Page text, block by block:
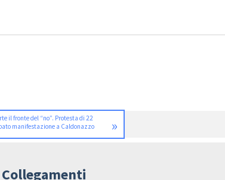
il fronte del “no”. Protesta di 22
manifestazione a Caldonazzo
»
Collegamenti